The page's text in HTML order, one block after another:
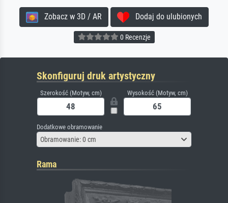
Zobacz w 3D / AR Dodaj do ulubionych
0 Recenzje
Skonfiguruj druk artystyczny
Szerokość (Motyw, cm) Wysokość (Motyw, cm)
Dodatkowe obramowanie
Obramowanie: 0 cm
Rama